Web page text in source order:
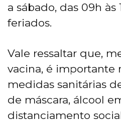
a sábado, das 09h
feriados.
Vale ressaltar que,
vacina, é importante
medidas sanitárias
de máscara, álcool
distanciamento